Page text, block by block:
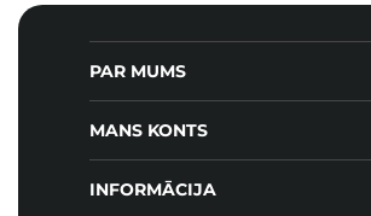
PAR MUMS
MANS KONTS
INFORMĀCIJA